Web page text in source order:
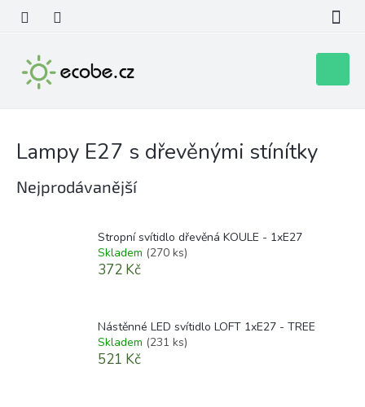
obsah
košík
Lampy E27 s dřevěnými stínítky
Nejprodávanější
Stropní svítidlo dřevěná KOULE - 1xE27
Skladem (270 ks)
372 Kč
Nástěnné LED svítidlo LOFT 1xE27 - TREE
Skladem (231 ks)
521 Kč